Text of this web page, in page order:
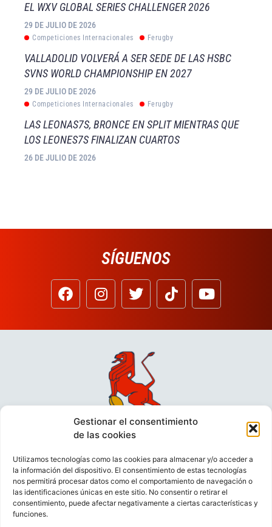
Gestionar el consentimiento
de las cookies
Utilizamos tecnologías como las cookies para almacenar y/o acceder a
la información del dispositivo. El consentimiento de estas tecnologías
nos permitirá procesar datos como el comportamiento de navegación o
las identificaciones únicas en este sitio. No consentir o retirar el
consentimiento, puede afectar negativamente a ciertas características y
funciones.
EL WXV GLOBAL SERIES CHALLENGER 2026
29 DE JULIO DE 2026
Competiciones Internacionales Ferugby
VALLADOLID VOLVERÁ A SER SEDE DE LAS HSBC
SVNS WORLD CHAMPIONSHIP EN 2027
29 DE JULIO DE 2026
Competiciones Internacionales Ferugby
LAS LEONAS7S, BRONCE EN SPLIT MIENTRAS QUE
LOS LEONES7S FINALIZAN CUARTOS
26 DE JULIO DE 2026
SÍGUENOS